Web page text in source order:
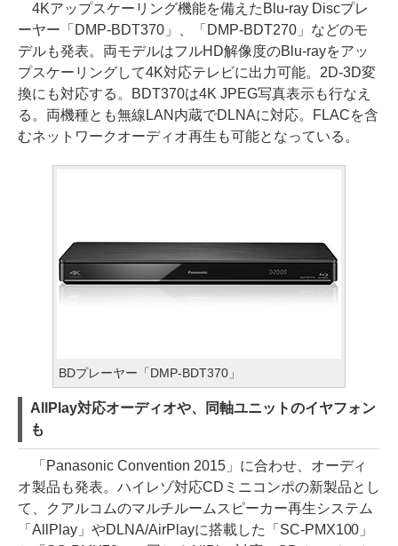
4Kアップスケーリング機能を備えたBlu-ray Discプレ
ーヤー「DMP-BDT370」、「DMP-BDT270」などのモ
デルも発表。両モデルはフルHD解像度のBlu-rayをアッ
プスケーリングして4K対応テレビに出力可能。2D-3D変
換にも対応する。BDT370は4K JPEG写真表示も行なえ
る。両機種とも無線LAN内蔵でDLNAに対応。FLACを含
むネットワークオーディオ再生も可能となっている。
BDプレーヤー「DMP-BDT370」
AllPlay対応オーディオや、同軸ユニットのイヤフォン
も
「Panasonic Convention 2015」に合わせ、オーディ
オ製品も発表。ハイレゾ対応CDミニコンポの新製品とし
て、クアルコムのマルチルームスピーカー再生システム
「AllPlay」やDLNA/AirPlayに搭載した「SC-PMX100」